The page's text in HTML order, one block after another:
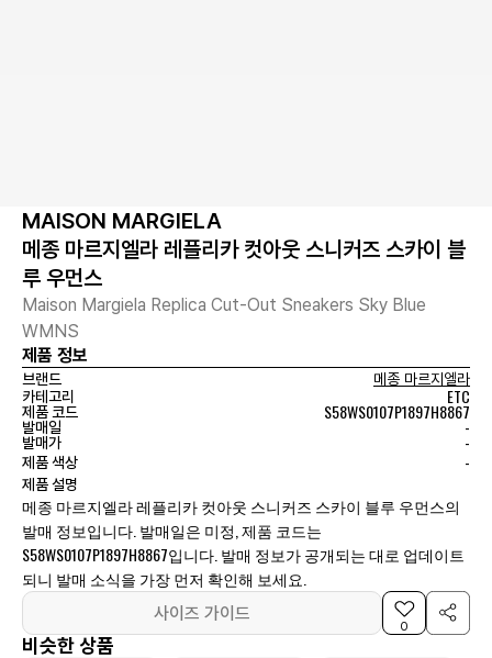
MAISON MARGIELA
메종 마르지엘라 레플리카 컷아웃 스니커즈 스카이 블
루 우먼스
Maison Margiela Replica Cut-Out Sneakers Sky Blue
WMNS
제품 정보
브랜드
메종 마르지엘라
카테고리
ETC
제품 코드 S58WS0107P1897H8867
발매일 -
발매가 -
제품 색상 -
제품 설명
메종 마르지엘라 레플리카 컷아웃 스니커즈 스카이 블루 우먼스의
발매 정보입니다. 발매일은 미정, 제품 코드는
S58WS0107P1897H8867입니다. 발매 정보가 공개되는 대로 업데이트
되니 발매 소식을 가장 먼저 확인해 보세요.
사이즈 가이드
0
비슷한 상품